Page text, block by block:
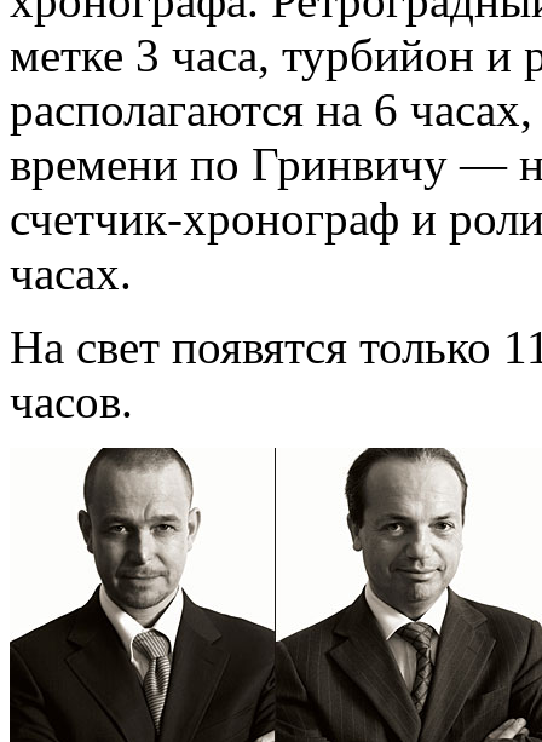
метке 3 часа, турбийон и
располагаются на 6
времени по Гринвичу —
счетчик-хронограф и
часах.
На свет появятся только
часов.